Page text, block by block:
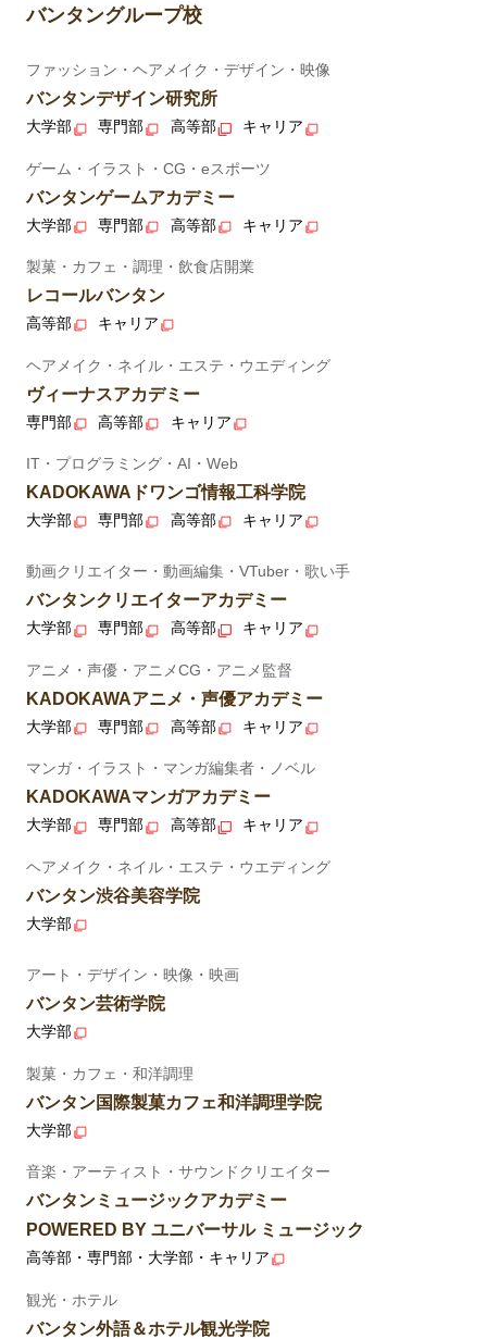
バンタングループ校
ファッション・ヘアメイク・デザイン・映像
バンタンデザイン研究所
大学部 専門部 高等部 キャリア
ゲーム・イラスト・CG・eスポーツ
バンタンゲームアカデミー
大学部 専門部 高等部 キャリア
製菓・カフェ・調理・飲食店開業
レコールバンタン
高等部 キャリア
ヘアメイク・ネイル・エステ・ウエディング
ヴィーナスアカデミー
専門部 高等部 キャリア
IT・プログラミング・AI・Web
KADOKAWAドワンゴ情報工科学院
大学部 専門部 高等部 キャリア
動画クリエイター・動画編集・VTuber・歌い手
バンタンクリエイターアカデミー
大学部 専門部 高等部 キャリア
アニメ・声優・アニメCG・アニメ監督
KADOKAWAアニメ・声優アカデミー
大学部 専門部 高等部 キャリア
マンガ・イラスト・マンガ編集者・ノベル
KADOKAWAマンガアカデミー
大学部 専門部 高等部 キャリア
ヘアメイク・ネイル・エステ・ウエディング
バンタン渋谷美容学院
大学部
アート・デザイン・映像・映画
バンタン芸術学院
大学部
製菓・カフェ・和洋調理
バンタン国際製菓カフェ和洋調理学院
大学部
音楽・アーティスト・サウンドクリエイター
バンタンミュージックアカデミー
POWERED BY ユニバーサル ミュージック
高等部・専門部・大学部・キャリア
観光・ホテル
バンタン外語＆ホテル観光学院